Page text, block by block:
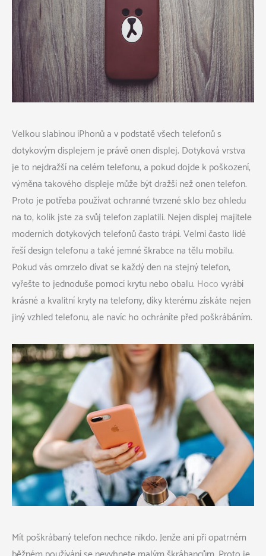
Velkou slabinou iPhonů a v podstatě všech telefonů s
dotykovým displejem je právě onen displej. Dotyková vrstva
je to nejdražší na celém telefonu, a pokud dojde k poškození,
výměna takového displeje může být dražší než onen telefon.
Proto je potřeba používat ochranné tvrzené sklo bez ohledu
na to, kolik jste za svůj telefon zaplatili. Nejen displej majitele
moderních dotykových telefonů často trápí. Velmi často lidé
řeší design telefonu a také jemné škrabce na tělu mobilu.
Pokud vás omrzelo dívat se každý den na stejný telefon,
vyřešte to jednoduše pomocí krytu nebo obalu. Hocovyrábí
krásné a kvalitní kryty na telefony, díky kterému získáte nejen
jiný vzhled telefonu, ale navíc ho ochráníte před poškrábáním.
Mít poškrábaný telefon nechce nikdo. Jenže ani při opatrném